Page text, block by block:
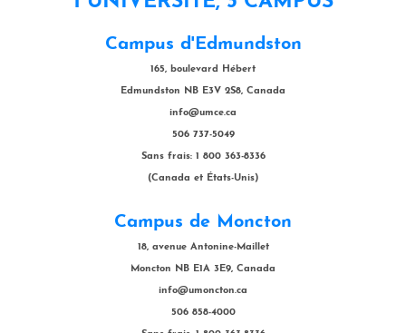
Campus d'Edmundston
165, boulevard Hébert
Edmundston NB E3V 2S8, Canada
info@umce.ca
506 737-5049
Sans frais: 1 800 363-8336
(Canada et États-Unis)
Campus de Moncton
18, avenue Antonine-Maillet
Moncton NB E1A 3E9, Canada
info@umoncton.ca
506 858-4000